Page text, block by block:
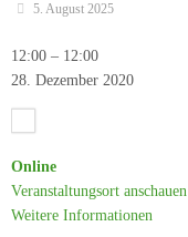
5. August 2025
12
Stunden
Blitz
Lichess
12:00 – 12:00
28. Dezember 2020
Online
Veranstaltungsort anschauen
Weitere Informationen